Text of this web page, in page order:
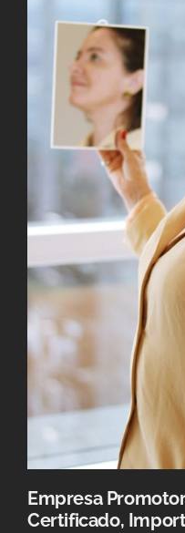
Empresa
Certificado,